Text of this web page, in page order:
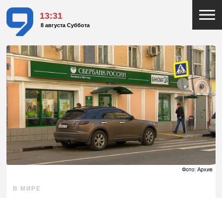
13:31
8 августа Суббота
Фото: Архив
В МИРЕ